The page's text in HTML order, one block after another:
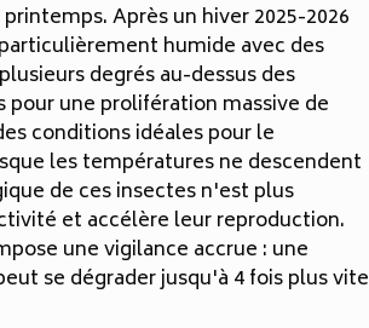
Après un hiver 2025-2026
humide avec des
degrés au-dessus des
une prolifération massive de
conditions idéales pour le
les températures ne descendent
de ces insectes n'est plus
et accélère leur reproduction.
une vigilance accrue : une
se dégrader jusqu'à 4 fois plus vite